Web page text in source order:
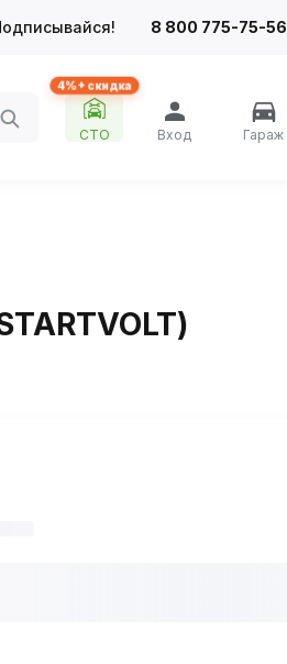
8 800 775-75-56
4%+ скидка
СТО Вход Гараж